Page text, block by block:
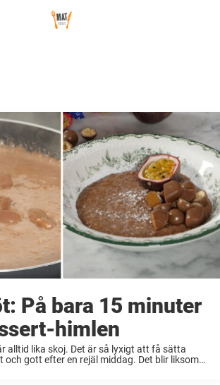
På bara 15 minuter
himlen
alltid lika skoj. Det är så lyxigt att få sätta
gott efter en rejäl middag. Det blir liksom